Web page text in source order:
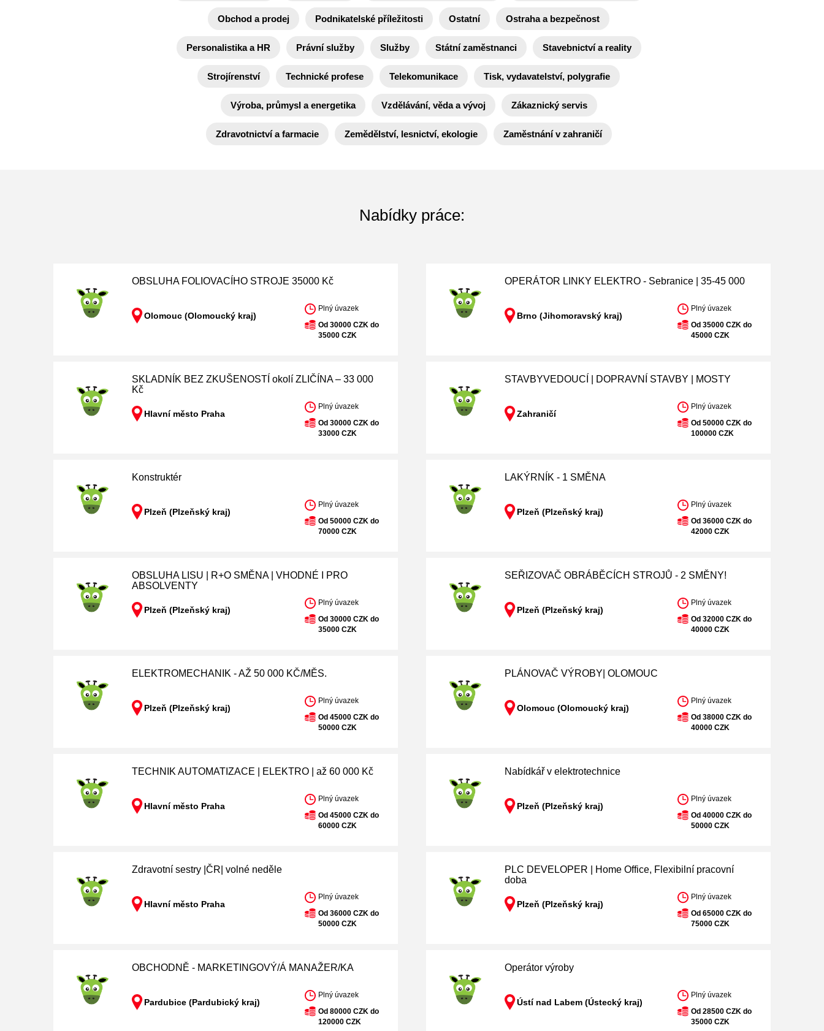
Obchod a prodej Podnikatelské příležitosti Ostatní Ostraha a bezpečnost
Personalistika a HR Právní služby Služby Státní zaměstnanci Stavebnictví a reality
Strojírenství Technické profese Telekomunikace Tisk, vydavatelství, polygrafie
Výroba, průmysl a energetika Vzdělávání, věda a vývoj Zákaznický servis
Zdravotnictví a farmacie Zemědělství, lesnictví, ekologie Zaměstnání v zahraničí
Nabídky práce:
OBSLUHA FOLIOVACÍHO STROJE 35000 Kč
Olomouc (Olomoucký kraj)
Plný úvazek
Od 30000 CZK do
35000 CZK
OPERÁTOR LINKY ELEKTRO - Sebranice | 35-45 000
Brno (Jihomoravský kraj)
Plný úvazek
Od 35000 CZK do
45000 CZK
SKLADNÍK BEZ ZKUŠENOSTÍ okolí ZLIČÍNA – 33 000
Kč
Hlavní město Praha
Plný úvazek
Od 30000 CZK do
33000 CZK
STAVBYVEDOUCÍ | DOPRAVNÍ STAVBY | MOSTY
Zahraničí
Plný úvazek
Od 50000 CZK do
100000 CZK
Konstruktér
Plzeň (Plzeňský kraj)
Plný úvazek
Od 50000 CZK do
70000 CZK
LAKÝRNÍK - 1 SMĚNA
Plzeň (Plzeňský kraj)
Plný úvazek
Od 36000 CZK do
42000 CZK
OBSLUHA LISU | R+O SMĚNA | VHODNÉ I PRO
ABSOLVENTY
Plzeň (Plzeňský kraj)
Plný úvazek
Od 30000 CZK do
35000 CZK
SEŘIZOVAČ OBRÁBĚCÍCH STROJŮ - 2 SMĚNY!
Plzeň (Plzeňský kraj)
Plný úvazek
Od 32000 CZK do
40000 CZK
ELEKTROMECHANIK - AŽ 50 000 KČ/MĚS.
Plzeň (Plzeňský kraj)
Plný úvazek
Od 45000 CZK do
50000 CZK
PLÁNOVAČ VÝROBY| OLOMOUC
Olomouc (Olomoucký kraj)
Plný úvazek
Od 38000 CZK do
40000 CZK
TECHNIK AUTOMATIZACE | ELEKTRO | až 60 000 Kč
Hlavní město Praha
Plný úvazek
Od 45000 CZK do
60000 CZK
Nabídkář v elektrotechnice
Plzeň (Plzeňský kraj)
Plný úvazek
Od 40000 CZK do
50000 CZK
Zdravotní sestry |ČR| volné neděle
Hlavní město Praha
Plný úvazek
Od 36000 CZK do
50000 CZK
PLC DEVELOPER | Home Office, Flexibilní pracovní
doba
Plzeň (Plzeňský kraj)
Plný úvazek
Od 65000 CZK do
75000 CZK
OBCHODNĚ - MARKETINGOVÝ/Á MANAŽER/KA
Pardubice (Pardubický kraj)
Plný úvazek
Od 80000 CZK do
120000 CZK
Operátor výroby
Ústí nad Labem (Ústecký kraj)
Plný úvazek
Od 28500 CZK do
35000 CZK